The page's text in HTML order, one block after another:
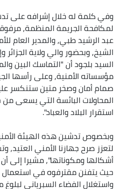
وفي كلمة له خلال إشرافه على
لمكافحة الجريمة المنظمة, مرفوقا
عبد الرشيد طبي, والمدير العام
الشيخ, وبحضور والي ولاية الجزائر
السيد بلجود أن "التماسك البين
مؤسساته الأمنية, وعلى رأسها
صمام أمان وصخر متين ستنكسر
المحاولات البائسة التي يسعى من
استقرار البلاد والعباد".
وبخصوص تدشين هذه الهيئة
لتعزز صرح جهازنا الأمني العتيد,
أشكالها ومكوناتها", مشيرا إلى أن
حيث يتفنن مقترفوه في استعمال
واستغلال الفضاء السبرياني لبلوغ